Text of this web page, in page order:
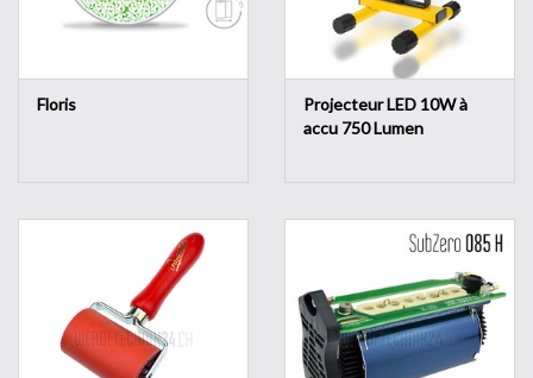
Floris
Projecteur LED 10W à
accu 750 Lumen